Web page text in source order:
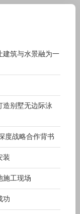
建筑与水景融为一
造别墅无边际泳
度战略合作背书
装
施工现场
功